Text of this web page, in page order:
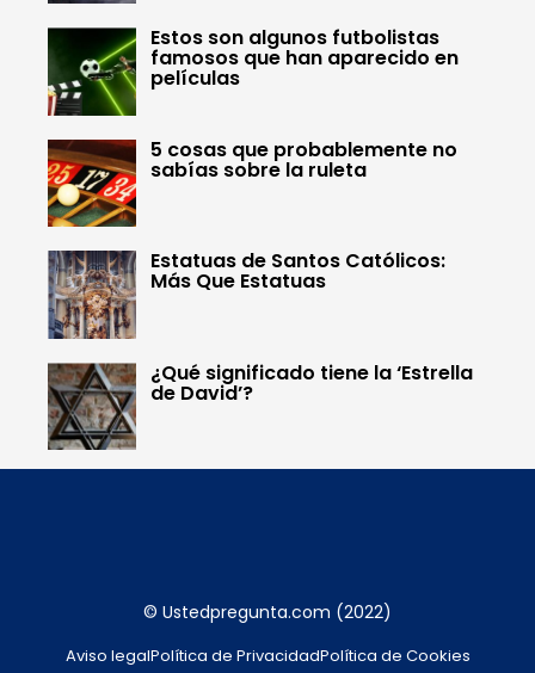
Estos son algunos futbolistas
famosos que han aparecido en
películas
5 cosas que probablemente no
sabías sobre la ruleta
Estatuas de Santos Católicos:
Más Que Estatuas
¿Qué significado tiene la ‘Estrella
de David’?
© Ustedpregunta.com (2022)
Aviso legalPolítica de PrivacidadPolítica de Cookies